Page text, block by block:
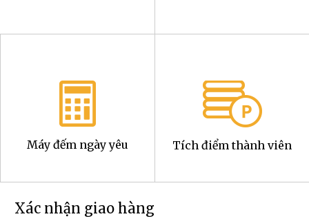
Máy đếm ngày yêu Tích điểm thành viên
Xác nhận giao hàng